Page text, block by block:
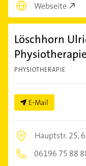
Webseite
Löschhorn
PHYSIOTHERAPIE
E-Mail
Hauptstr. 25,
06196 75 88